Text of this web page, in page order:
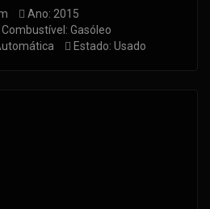
Ano: 2015
Combustível: Gasóleo
Estado: Usado